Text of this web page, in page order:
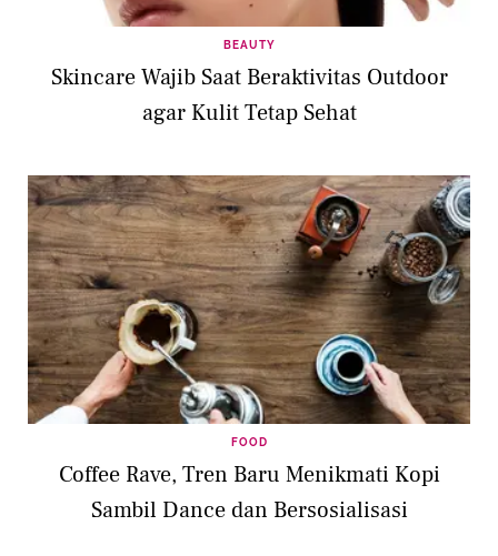
BEAUTY
Skincare Wajib Saat Beraktivitas Outdoor
agar Kulit Tetap Sehat
FOOD
Coffee Rave, Tren Baru Menikmati Kopi
Sambil Dance dan Bersosialisasi